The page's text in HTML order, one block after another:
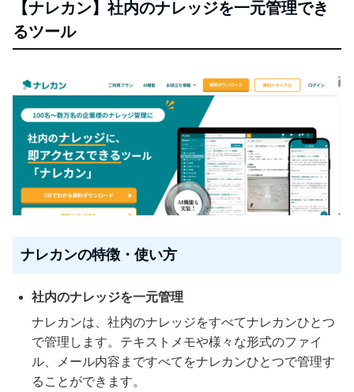
【ナレカン】社内のナレッジを一元管理でき
るツール
ナレカンの特徴・使い方
社内のナレッジを一元管理
ナレカンは、社内のナレッジをすべてナレカンひとつ
で管理します。テキストメモや様々な形式のファイ
ル、メール内容まですべてをナレカンひとつで管理す
ることができます。